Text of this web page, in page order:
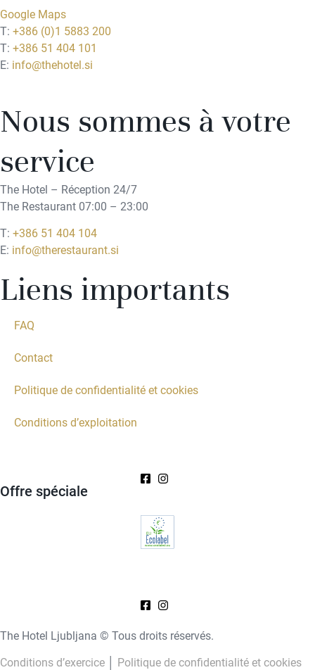
Google Maps
T: +386 (0)1 5883 200
T: +386 51 404 101
E: info@thehotel.si
Nous sommes à votre
service
The Hotel – Réception 24/7
The Restaurant 07:00 – 23:00
T: +386 51 404 104
E: info@therestaurant.si
Liens importants
FAQ
Contact
Politique de confidentialité et cookies
Conditions d’exploitation
Offre spéciale
The Hotel Ljubljana © Tous droits réservés.
Conditions d’exercice Politique de confidentialité et cookies